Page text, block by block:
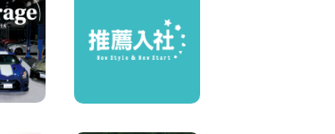
お盆も休まず営業します! 神
奈川県 横浜旭南本宿町店
100円レンタカー 横浜旭南本宿町
2026年08月07日
お引越しに便利で最適!(禁煙
車両) 香川県 坂出川津店